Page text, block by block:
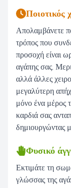
Ποιοτικός
Απολαμβάνετε
τρόπος που
προσοχή είναι
αγάπης σας.
αλλά άλλες
μεγαλύτερη
μόνο ένα μέρος
καρδιά σας
δημιουργώντας
Φυσικό
Εκτιμάτε τη
γλώσσας της